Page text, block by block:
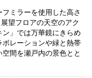
ミラーを使用した高さ
望フロアの天空のアク
」では万華鏡にきらめ
ボレーションや緑と熱帯
間を瀬戸内の景色とと